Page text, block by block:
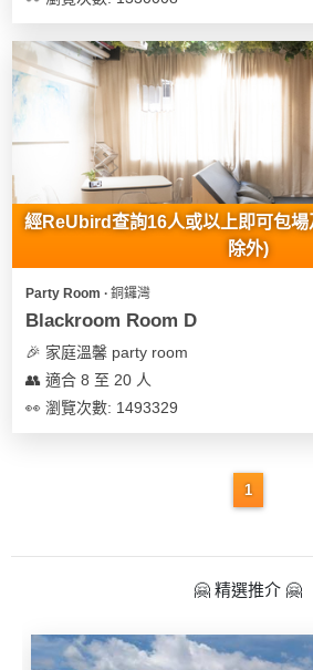
經ReUbird查詢16人或以上即可包場
除外)
Party Room ∙ 銅鑼灣
Blackroom Room D
🎉 家庭溫馨 party room
👥 適合 8 至 20 人
👀 瀏覽次數: 1493329
1
🤗 精選推介 🤗